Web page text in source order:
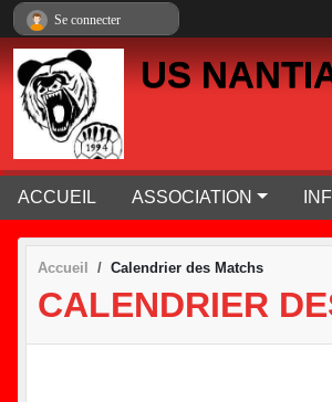
US
ACCUEIL ASSOCIATION
Accueil Calendrier des Matchs
CALENDRIER
Se connecter
Panneau de gestion des cookies